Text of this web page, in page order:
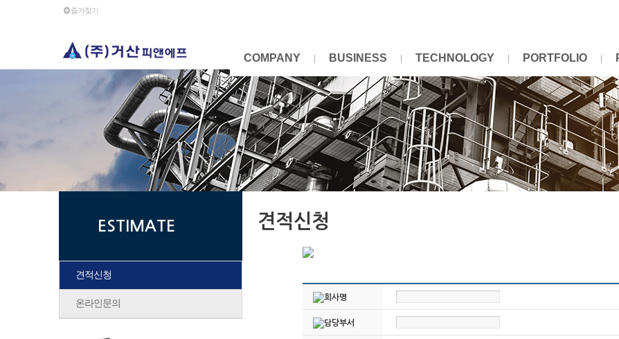
즐겨찾기
COMPANY BUSINESS TECHNOLOGY PORTFOLIO
ESTIMATE
견적신청
온라인문의
견적신청